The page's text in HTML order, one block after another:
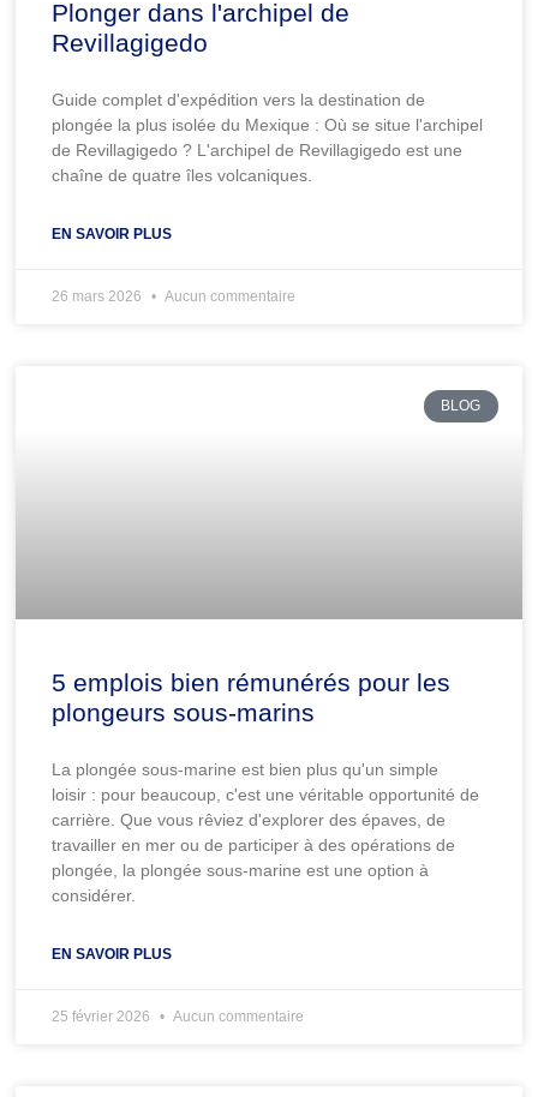
Plonger dans l'archipel de
Revillagigedo
Guide complet d'expédition vers la destination de
plongée la plus isolée du Mexique : Où se situe l'archipel
de Revillagigedo ? L'archipel de Revillagigedo est une
chaîne de quatre îles volcaniques.
EN SAVOIR PLUS
26 mars 2026 Aucun commentaire
BLOG
5 emplois bien rémunérés pour les
plongeurs sous-marins
La plongée sous-marine est bien plus qu'un simple
loisir : pour beaucoup, c'est une véritable opportunité de
carrière. Que vous rêviez d'explorer des épaves, de
travailler en mer ou de participer à des opérations de
plongée, la plongée sous-marine est une option à
considérer.
EN SAVOIR PLUS
25 février 2026 Aucun commentaire